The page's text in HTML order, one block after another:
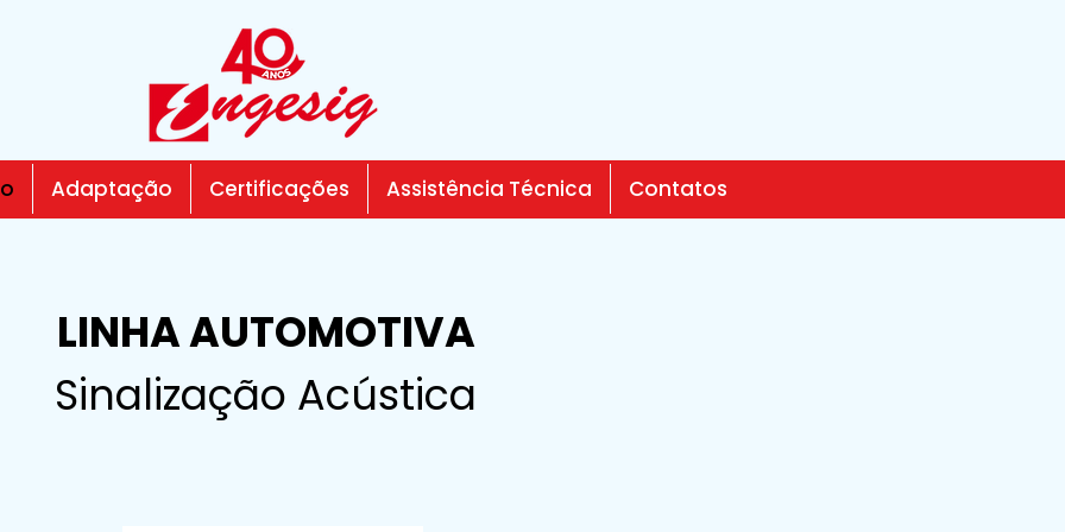
Adaptação Certificações Assistência Técnica Contatos
LINHA AUTOMOTIVA
Sinalização Acústica